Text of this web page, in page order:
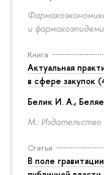
и
Книга
Актуальная
в сфере закупок
Белик И. А.,
М.:
Статья
В поле